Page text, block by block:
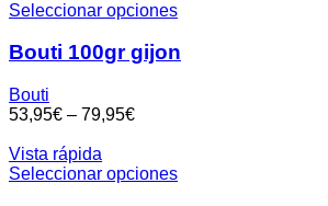
Seleccionar opciones
Bouti 100gr gijon
Bouti
53,95€ – 79,95€
Vista rápida
Seleccionar opciones